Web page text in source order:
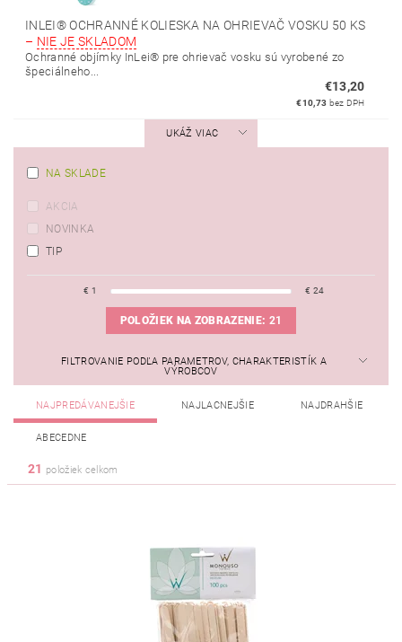
INLEI® OCHRANNÉ KOLIESKA NA OHRIEVAČ VOSKU 50 KS
– NIE JE SKLADOM
Ochranné objímky InLei® pre ohrievač vosku sú vyrobené zo
špeciálneho...
€13,20
€10,73 bez DPH
UKÁŽ VIAC
NA SKLADE
AKCIA
NOVINKA
TIP
€ 1 € 24
POLOŽIEK NA ZOBRAZENIE: 21
FILTROVANIE PODĽA PARAMETROV, CHARAKTERISTÍK A
VÝROBCOV
NAJPREDÁVANEJŠIE NAJLACNEJŠIE NAJDRAHŠIE
ABECEDNE
21 položiek celkom